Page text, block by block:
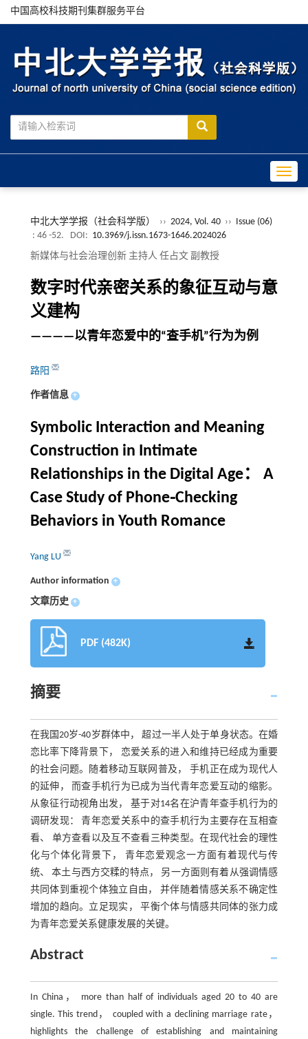
中国高校科技期刊集群服务平台
中北大学学报（社会科学版） ›› 2024, Vol. 40 ››
Issue (06)
: 46 -52.
DOI: 10.3969/j.issn.1673-1646.2024026
新媒体与社会治理创新 主持人 任占文 副教授
数字时代亲密关系的象征互动与意
义建构
————以青年恋爱中的“查手机”行为为例
路阳
作者信息 +
Symbolic Interaction and Meaning
Construction in Intimate
Relationships in the Digital Age： A
Case Study of Phone⁃Checking
Behaviors in Youth Romance
Yang LU
Author information +
文章历史 +
PDF (482K)
摘要
在我国20岁-40岁群体中， 超过一半人处于单身状态。在婚
恋比率下降背景下， 恋爱关系的进入和维持已经成为重要
的社会问题。随着移动互联网普及， 手机正在成为现代人
的延伸， 而查手机行为已成为当代青年恋爱互动的缩影。
从象征行动视角出发， 基于对14名在沪青年查手机行为的
调研发现： 青年恋爱关系中的查手机行为主要存在互相查
看、 单方查看以及互不查看三种类型。在现代社会的理性
化与个体化背景下， 青年恋爱观念一方面有着现代与传
统、 本土与西方交糅的特点， 另一方面则有着从强调情感
共同体到重视个体独立自由， 并伴随着情感关系不确定性
增加的趋向。立足现实， 平衡个体与情感共同体的张力成
为青年恋爱关系健康发展的关键。
Abstract
In China， more than half of individuals aged 20 to 40 are
single. This trend， coupled with a declining marriage rate，
highlights the challenge of establishing and maintaining